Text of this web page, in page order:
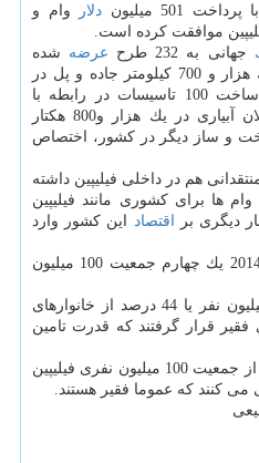
501 میلیون دلار
وام و
موافقت كرده است.
جهانی به 232 طرح عرضه شده
توسط فیلیپین شامل ساخت یك هزار و 700 كیلومتر جاده و پل در
مناطق دور افتاده این كشور، ساخت 100 تاسیسات در رابطه با
برداشت محصول، 18 پروژه كلان آبیاری در یك هزار و800 هكتار
و 512 پروژه ساخت و ساز دیگر در كشور، اختصاص
هم در داخلی فیلیپین داشته
ها برای كشوری مانند فیلیپین
دیگری بر اقتصاد این كشور وارد
، درسال 2014 یك چهارم جمعیت 100 میلیون
براساس آمار فیلیپین نیوز 10 میلیون نفر یا 44 درصد از خانوارهای
فقیر قرار گرفتند كه قدرت تامین
علاوه براین حدود 60 میلیون نفر از جمعیت 100 میلیون نفری فیلیپین
كنند كه عموما فقیر هستند.